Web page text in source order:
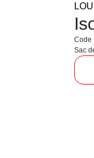
Code
Sac